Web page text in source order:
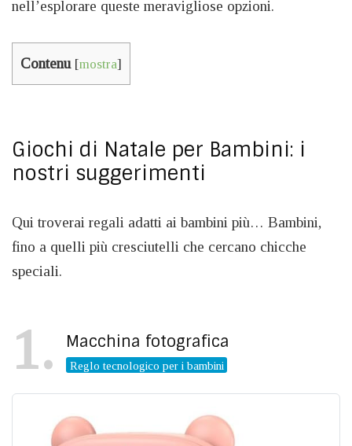
nell’esplorare queste meravigliose opzioni.
Contenu [mostra]
Giochi di Natale per Bambini: i
nostri suggerimenti
Qui troverai regali adatti ai bambini più… Bambini,
fino a quelli più cresciutelli che cercano chicche
speciali.
1 Macchina fotografica
Reglo tecnologico per i bambini